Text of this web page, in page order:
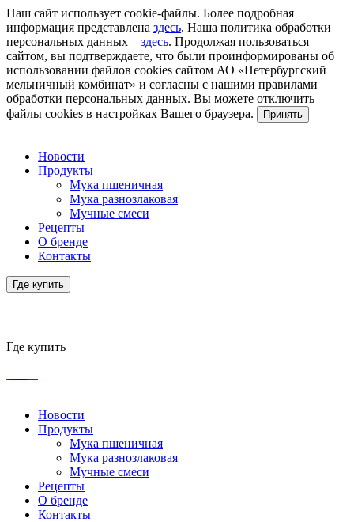
Наш сайт использует cookie-файлы. Более подробная
информация представлена здесь. Наша политика обработки
персональных данных – здесь. Продолжая пользоваться
сайтом, вы подтверждаете, что были проинформированы об
использовании файлов cookies сайтом АО «Петербургский
мельничный комбинат» и согласны с нашими правилами
обработки персональных данных. Вы можете отключить
файлы cookies в настройках Вашего браузера.
Принять
Новости
Продукты
Мука пшеничная
Мука разнозлаковая
Мучные смеси
Рецепты
О бренде
Контакты
Где купить
Где купить
Новости
Продукты
Мука пшеничная
Мука разнозлаковая
Мучные смеси
Рецепты
О бренде
Контакты